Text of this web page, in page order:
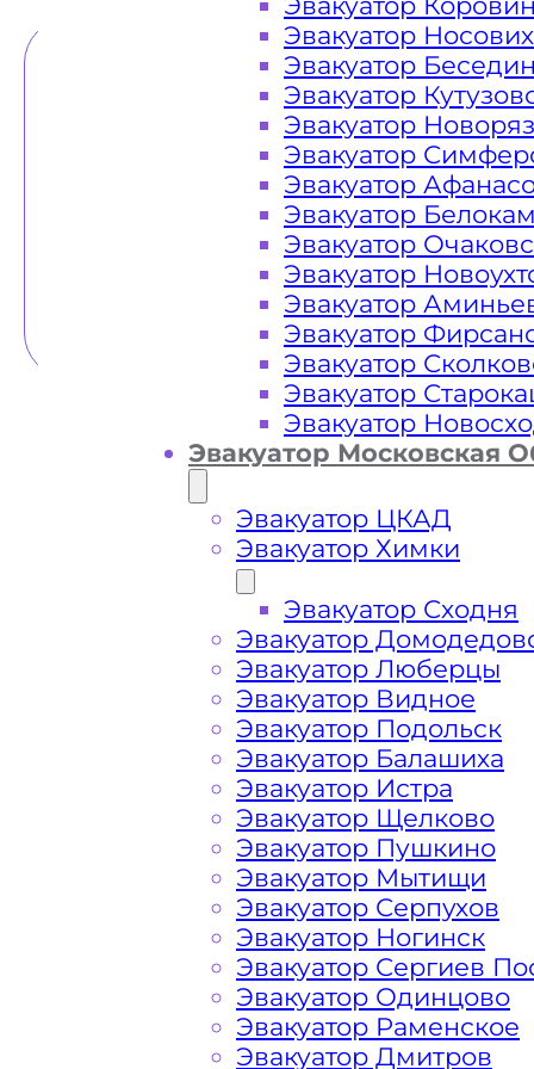
Как
Эвакуатор
Эвакуатор
Эвакуатор
Эвакуатор
Эвакуатор
Эвакуатор
Эвакуатор
Эвакуатор
Эвакуатор
Эвакуатор
Эвакуатор
Эвакуатор
Эвакуатор
Эвакуатор
Эвакуатор Московская
Эвакуатор ЦКАД
Эвакуатор Химки
Эвакуатор Сходня
Эвакуатор
Эвакуатор Люберцы
Эвакуатор Видное
Эвакуатор Подольск
Эвакуатор Балашиха
Эвакуатор Истра
Эвакуатор Щелково
Эвакуатор Пушкино
Эвакуатор Мытищи
Эвакуатор Серпухов
Эвакуатор Ногинск
Эвакуатор Сергиев
Эвакуатор Одинцово
Эвакуатор Раменское
Эвакуатор Дмитров